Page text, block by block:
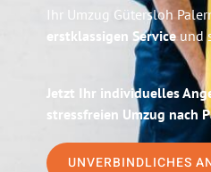
Ihr Umzug Gütersloh
erstklassigen Serviceund
Jetzt Ihr individuelles
stressfreien Umzug nach
UNVERBINDLICHES